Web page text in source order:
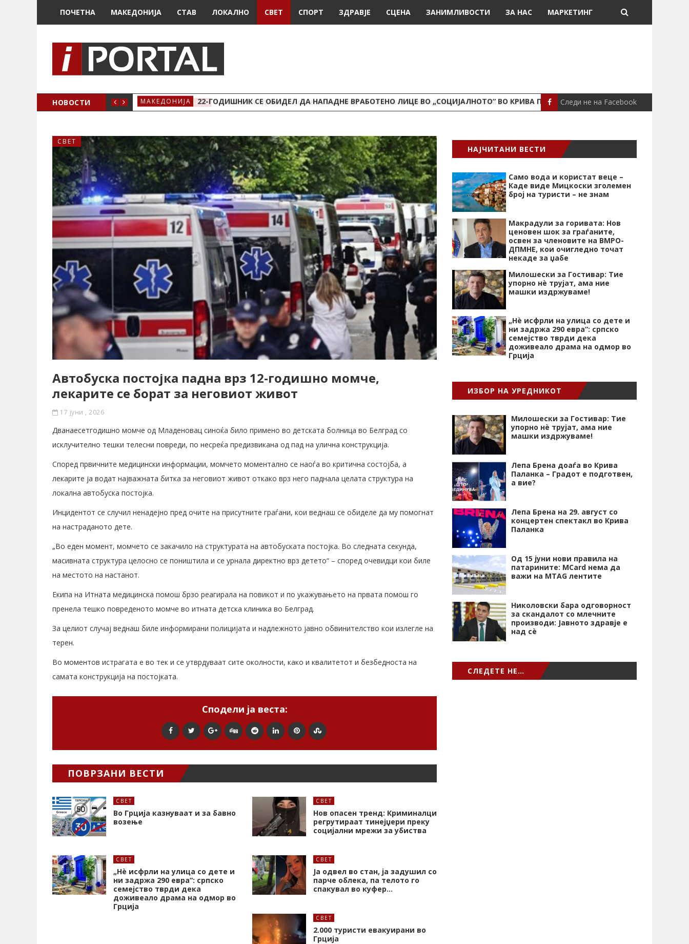
ПОЧЕТНА МАКЕДОНИЈА СТАВ ЛОКАЛНО СВЕТ СПОРТ ЗДРАВЈЕ СЦЕНА ЗАНИМЛИВОСТИ ЗА НАС МАРКЕТИНГ
НОВОСТИ
ЖЕНСКО ЗДРАВЈЕ ВО КРИВА ПАЛАНКА МАКЕДОНИЈА 22-ГОДИШНИК СЕ ОБИДЕЛ ДА НАПАДНЕ ВРАБОТЕНО ЛИЦЕ ВО „СОЦИЈАЛНОТО“ ВО КРИВА ПАЛАНКА ЛОКАЛНО ПОЖАР ВО
Следи не на Facebook
СВЕТ
Автобуска постојка падна врз 12-годишно момче,
лекарите се борат за неговиот живот
17 јуни , 2026
Дванаесетгодишно момче од Младеновац синоќа било примено во детската болница во Белград со
исклучително тешки телесни повреди, по несреќа предизвикана од пад на улична конструкција.
Според првичните медицински информации, момчето моментално се наоѓа во критична состојба, а
лекарите ја водат најважната битка за неговиот живот откако врз него паднала целата структура на
локална автобуска постојка.
Инцидентот се случил ненадејно пред очите на присутните граѓани, кои веднаш се обиделе да му помогнат
на настраданото дете.
„Во еден момент, момчето се закачило на структурата на автобуската постојка. Во следната секунда,
масивната структура целосно се поништила и се урнала директно врз детето“ – според очевидци кои биле
на местото на настанот.
Екипа на Итната медицинска помош брзо реагирала на повикот и по укажувањето на првата помош го
пренела тешко повреденото момче во итната детска клиника во Белград.
За целиот случај веднаш биле информирани полицијата и надлежното јавно обвинителство кои излегле на
терен.
Во моментов истрагата е во тек и се утврдуваат сите околности, како и квалитетот и безбедноста на
самата конструкција на постојката.
Сподели ја веста:
ПОВРЗАНИ ВЕСТИ
СВЕТ
Во Грција казнуваат и за бавно
возење
СВЕТ
Нов опасен тренд: Криминалци
регрутираат тинејџери преку
социјални мрежи за убиства
СВЕТ
„Нѐ исфрли на улица со дете и
ни задржа 290 евра“: српско
семејство тврди дека
доживеало драма на одмор во
Грција
СВЕТ
Ја одвел во стан, ја задушил со
парче облека, па телото го
спакувал во куфер…
СВЕТ
2.000 туристи евакуирани во
Грција
НАЈЧИТАНИ ВЕСТИ
Само вода и користат веце –
Каде виде Мицкоски зголемен
број на туристи – не знам
Макрадули за горивата: Нов
ценовен шок за граѓаните,
освен за членовите на ВМРО-
ДПМНЕ, кои очигледно точат
некаде за џабе
Милошески за Гостивар: Тие
упорно нѐ трујат, ама ние
машки издржуваме!
„Нѐ исфрли на улица со дете и
ни задржа 290 евра“: српско
семејство тврди дека
доживеало драма на одмор во
Грција
ИЗБОР НА УРЕДНИКОТ
Милошески за Гостивар: Тие
упорно нѐ трујат, ама ние
машки издржуваме!
Лепа Брена доаѓа во Крива
Паланка – Градот е подготвен,
а вие?
Лепа Брена на 29. август со
концертен спектакл во Крива
Паланка
Од 15 јуни нови правила на
патарините: MCard нема да
важи на MTAG лентите
Николовски бара одговорност
за скандалот со млечните
производи: Јавното здравје е
над сѐ
СЛЕДЕТЕ НЕ…